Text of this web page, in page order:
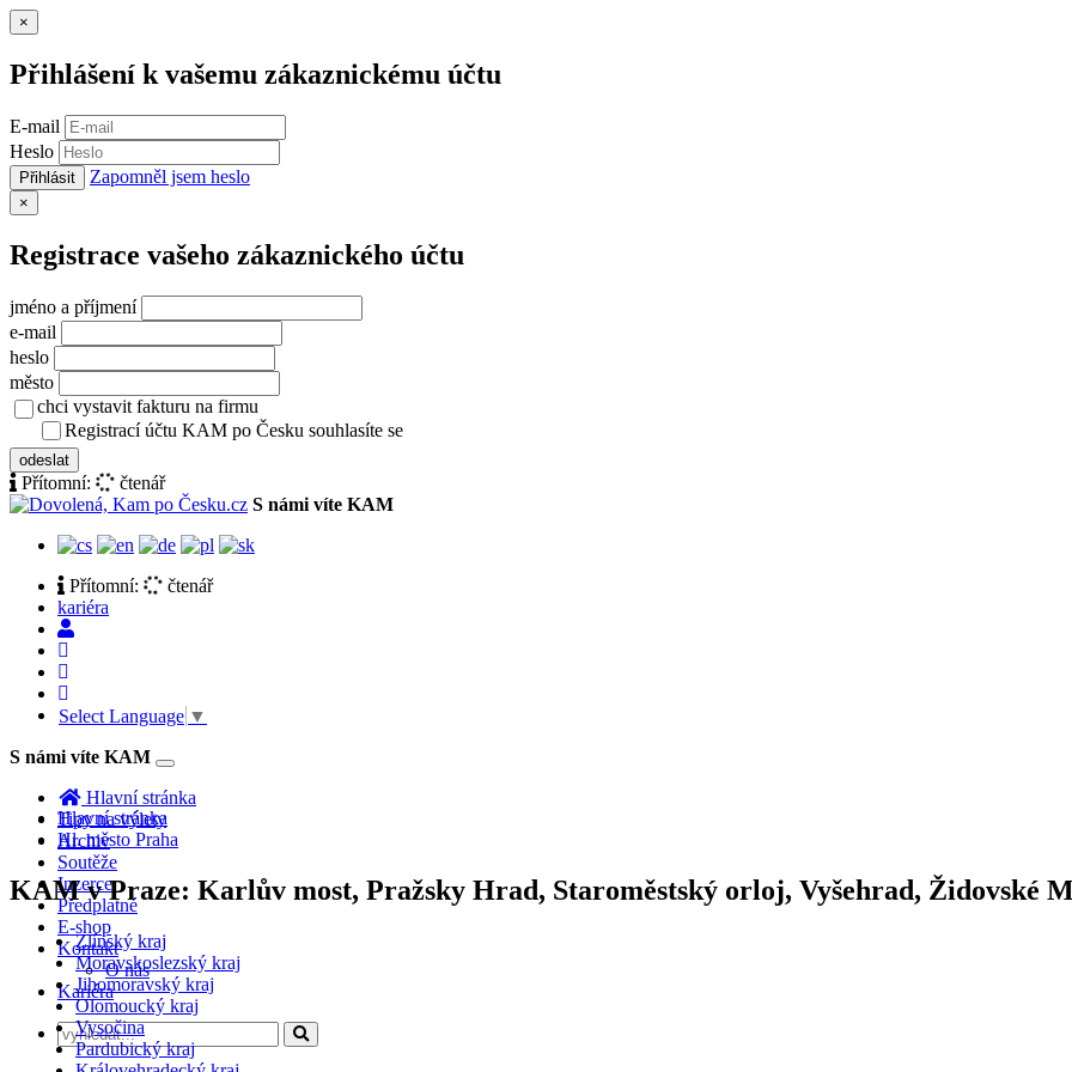
×
Přihlášení k vašemu zákaznickému účtu
E-mail
Heslo
Přihlásit Zapomněl jsem heslo
×
Registrace vašeho zákaznického účtu
jméno a příjmení
e-mail
heslo
město
chci vystavit fakturu na firmu
Registrací účtu KAM po Česku souhlasíte se
odeslat
Přítomní:
čtenář
S námi víte KAM
Přítomní:
čtenář
kariéra
Select Language ▼
S námi víte KAM
Toggle
navigation
Hlavní stránka
Tipy na výlety
Archiv
Soutěže
Inzerce
Předplatné
E-shop
Kontakt
O nás
Kariéra
Hlavní stránka
Hl. město Praha
KAM v Praze: Karlův most, Pražsky Hrad, Staroměstský orloj, Vyšehrad, Židovské
Zlínský kraj
Moravskoslezský kraj
Jihomoravský kraj
Olomoucký kraj
Vysočina
Pardubický kraj